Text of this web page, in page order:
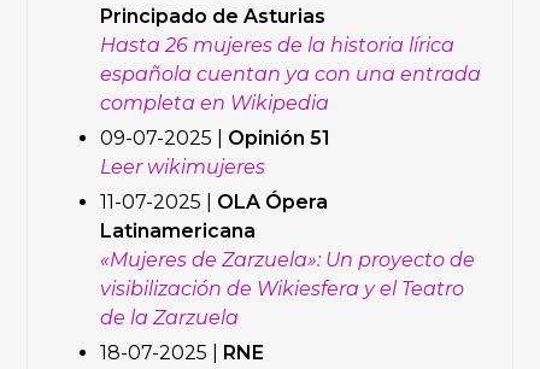
Principado de Asturias
Hasta 26 mujeres de la historia lírica
española cuentan ya con una entrada
completa en Wikipedia
09-07-2025 |
Opinión 51
Leer wikimujeres
11-07-2025 |
OLA Ópera
Latinamericana
«Mujeres de Zarzuela»: Un proyecto de
visibilización de Wikiesfera y el Teatro
de la Zarzuela
18-07-2025 |
RNE